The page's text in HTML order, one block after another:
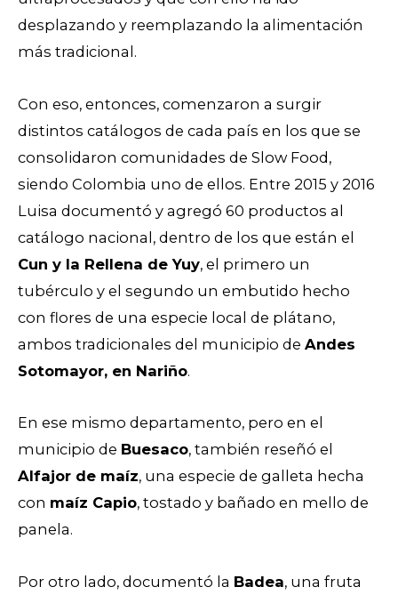
desplazando y reemplazando la alimentación
más tradicional.
Con eso, entonces, comenzaron a surgir
distintos catálogos de cada país en los que se
consolidaron comunidades de Slow Food,
siendo Colombia uno de ellos. Entre 2015 y 2016
Luisa documentó y agregó 60 productos al
catálogo nacional, dentro de los que están el
Cun y la Rellena de Yuy, el primero un
tubérculo y el segundo un embutido hecho
con flores de una especie local de plátano,
ambos tradicionales del municipio de Andes
Sotomayor, en Nariño.
En ese mismo departamento, pero en el
municipio de Buesaco, también reseñó el
Alfajor de maíz, una especie de galleta hecha
con maíz Capio, tostado y bañado en mello de
panela.
Por otro lado, documentó la Badea, una fruta